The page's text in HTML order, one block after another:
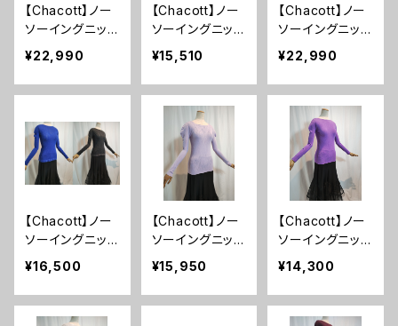
【Chacott】ノー
ソーイングニッ
ト ドレープスリ
ーブハイネック
ニット チャコッ
¥22,990
【Chacott】ノー
ソーイングニッ
ト リバーシブ
ルハイネックトッ
プ チャコット
¥15,510
【Chacott】ノー
ソーイングニッ
ト クリスタルグ
ラデｰショントッ
プ チャコット
¥22,990
【Chacott】ノー
ソーイングニッ
ト レオパード
ニットトップ チ
ャコット
¥16,500
【Chacott】ノー
ソーイングニッ
ト スクエアネ
ックデザイントッ
プ チャコット
¥15,950
【Chacott】ノー
ソーイングニッ
ト ボートネッ
ク長袖ニットトッ
プ チャコット
¥14,300